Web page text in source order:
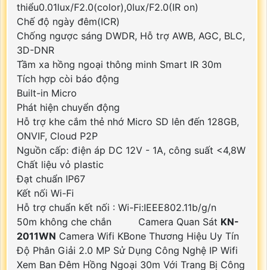
thiểu0.01lux/F2.0(color),0lux/F2.0(IR on)
Chế độ ngày đêm(ICR)
Chống ngược sáng DWDR, Hỗ trợ AWB, AGC, BLC,
3D-DNR
Tầm xa hồng ngoại thông minh Smart IR 30m
Tích hợp còi báo động
Built-in Micro
Phát hiện chuyển động
Hỗ trợ khe cắm thẻ nhớ Micro SD lên đến 128GB,
ONVIF, Cloud P2P
Nguồn cấp: điện áp DC 12V - 1A, công suất <4,8W
Chất liệu vỏ plastic
Đạt chuẩn IP67
Kết nối Wi-Fi
Hỗ trợ chuẩn kết nối : Wi-Fi:IEEE802.11b/g/n
50m không che chắn Camera Quan Sát KN-
2011WN Camera Wifi KBone Thương Hiệu Uy Tín
Độ Phân Giải 2.0 MP Sử Dụng Công Nghệ IP Wifi
Xem Ban Đêm Hồng Ngoại 30m Với Trang Bị Công